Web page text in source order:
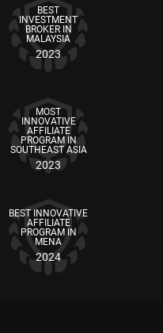
when making a
to account participated
BEST
INVESTMENT
BROKER IN
MALAYSIA
2023
MOST
INNOVATIVE
AFFILIATE
PROGRAM IN
SOUTHEAST ASIA
2023
BEST INNOVATIVE
AFFILIATE
PROGRAM IN
MENA
2024